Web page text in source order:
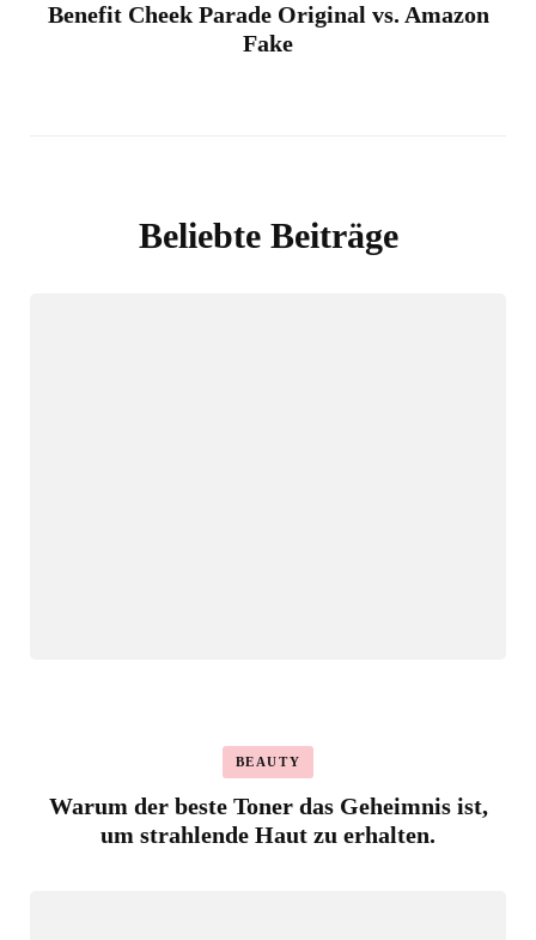
Benefit Cheek Parade Original vs. Amazon
Fake
Beliebte Beiträge
BEAUTY
Warum der beste Toner das Geheimnis ist,
um strahlende Haut zu erhalten.